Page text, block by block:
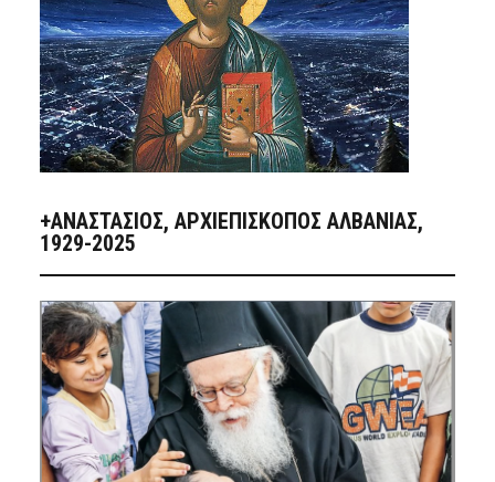
+ΑΝΑΣΤΆΣΙΟΣ, ΑΡΧΙΕΠΊΣΚΟΠΟΣ ΑΛΒΑΝΊΑΣ,
1929-2025